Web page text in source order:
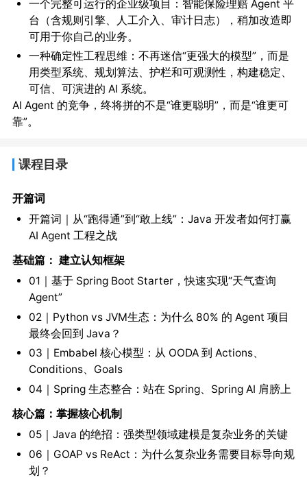
一个完整可运行的企业级项目：智能保险理赔 Agent 平
台（含规则引擎、人工介入、审计日志），稍加改造即
可用于你自己的业务。
一种确定性工程思维：不再迷信“更强大的模型”，而是
用类型系统、规划算法、护栏和可观测性，构建稳定、
可信、可演进的 AI 系统。
AI Agent 的竞争，终将拼的不是“谁更聪明”，而是“谁更可
靠”。
课程目录
开篇词
开篇词｜从“跑得通”到“敢上线”：Java 开发者如何打赢
AI Agent 工程之战
基础篇： 建立认知框架
01｜基于 Spring Boot Starter，快速实现“天气查询
Agent”
02｜Python vs JVM生态：为什么 80% 的 Agent 项目
最终会回到 Java？
03｜Embabel 核心模型：从 OODA 到 Actions、
Conditions、Goals
04｜Spring 生态整合：站在 Spring、Spring AI 肩膀上
核心篇：掌握核心机制
05｜Java 的绝招：强类型领域建模是复杂业务的关键
06｜GOAP vs ReAct：为什么复杂业务需要目标导向规
划？